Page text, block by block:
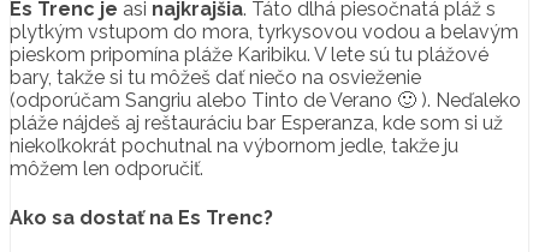
Es Trenc je asi najkrajšia. Táto dlhá piesočnatá pláž s
plytkým vstupom do mora, tyrkysovou vodou a belavým
pieskom pripomína pláže Karibiku. V lete sú tu plážové
bary, takže si tu môžeš dať niečo na osvieženie
(odporúčam Sangriu alebo Tinto de Verano 🙂 ). Neďaleko
pláže nájdeš aj reštauráciu bar Esperanza, kde som si už
niekoľkokrát pochutnal na výbornom jedle, takže ju
môžem len odporučiť.
Ako sa dostať na Es Trenc?